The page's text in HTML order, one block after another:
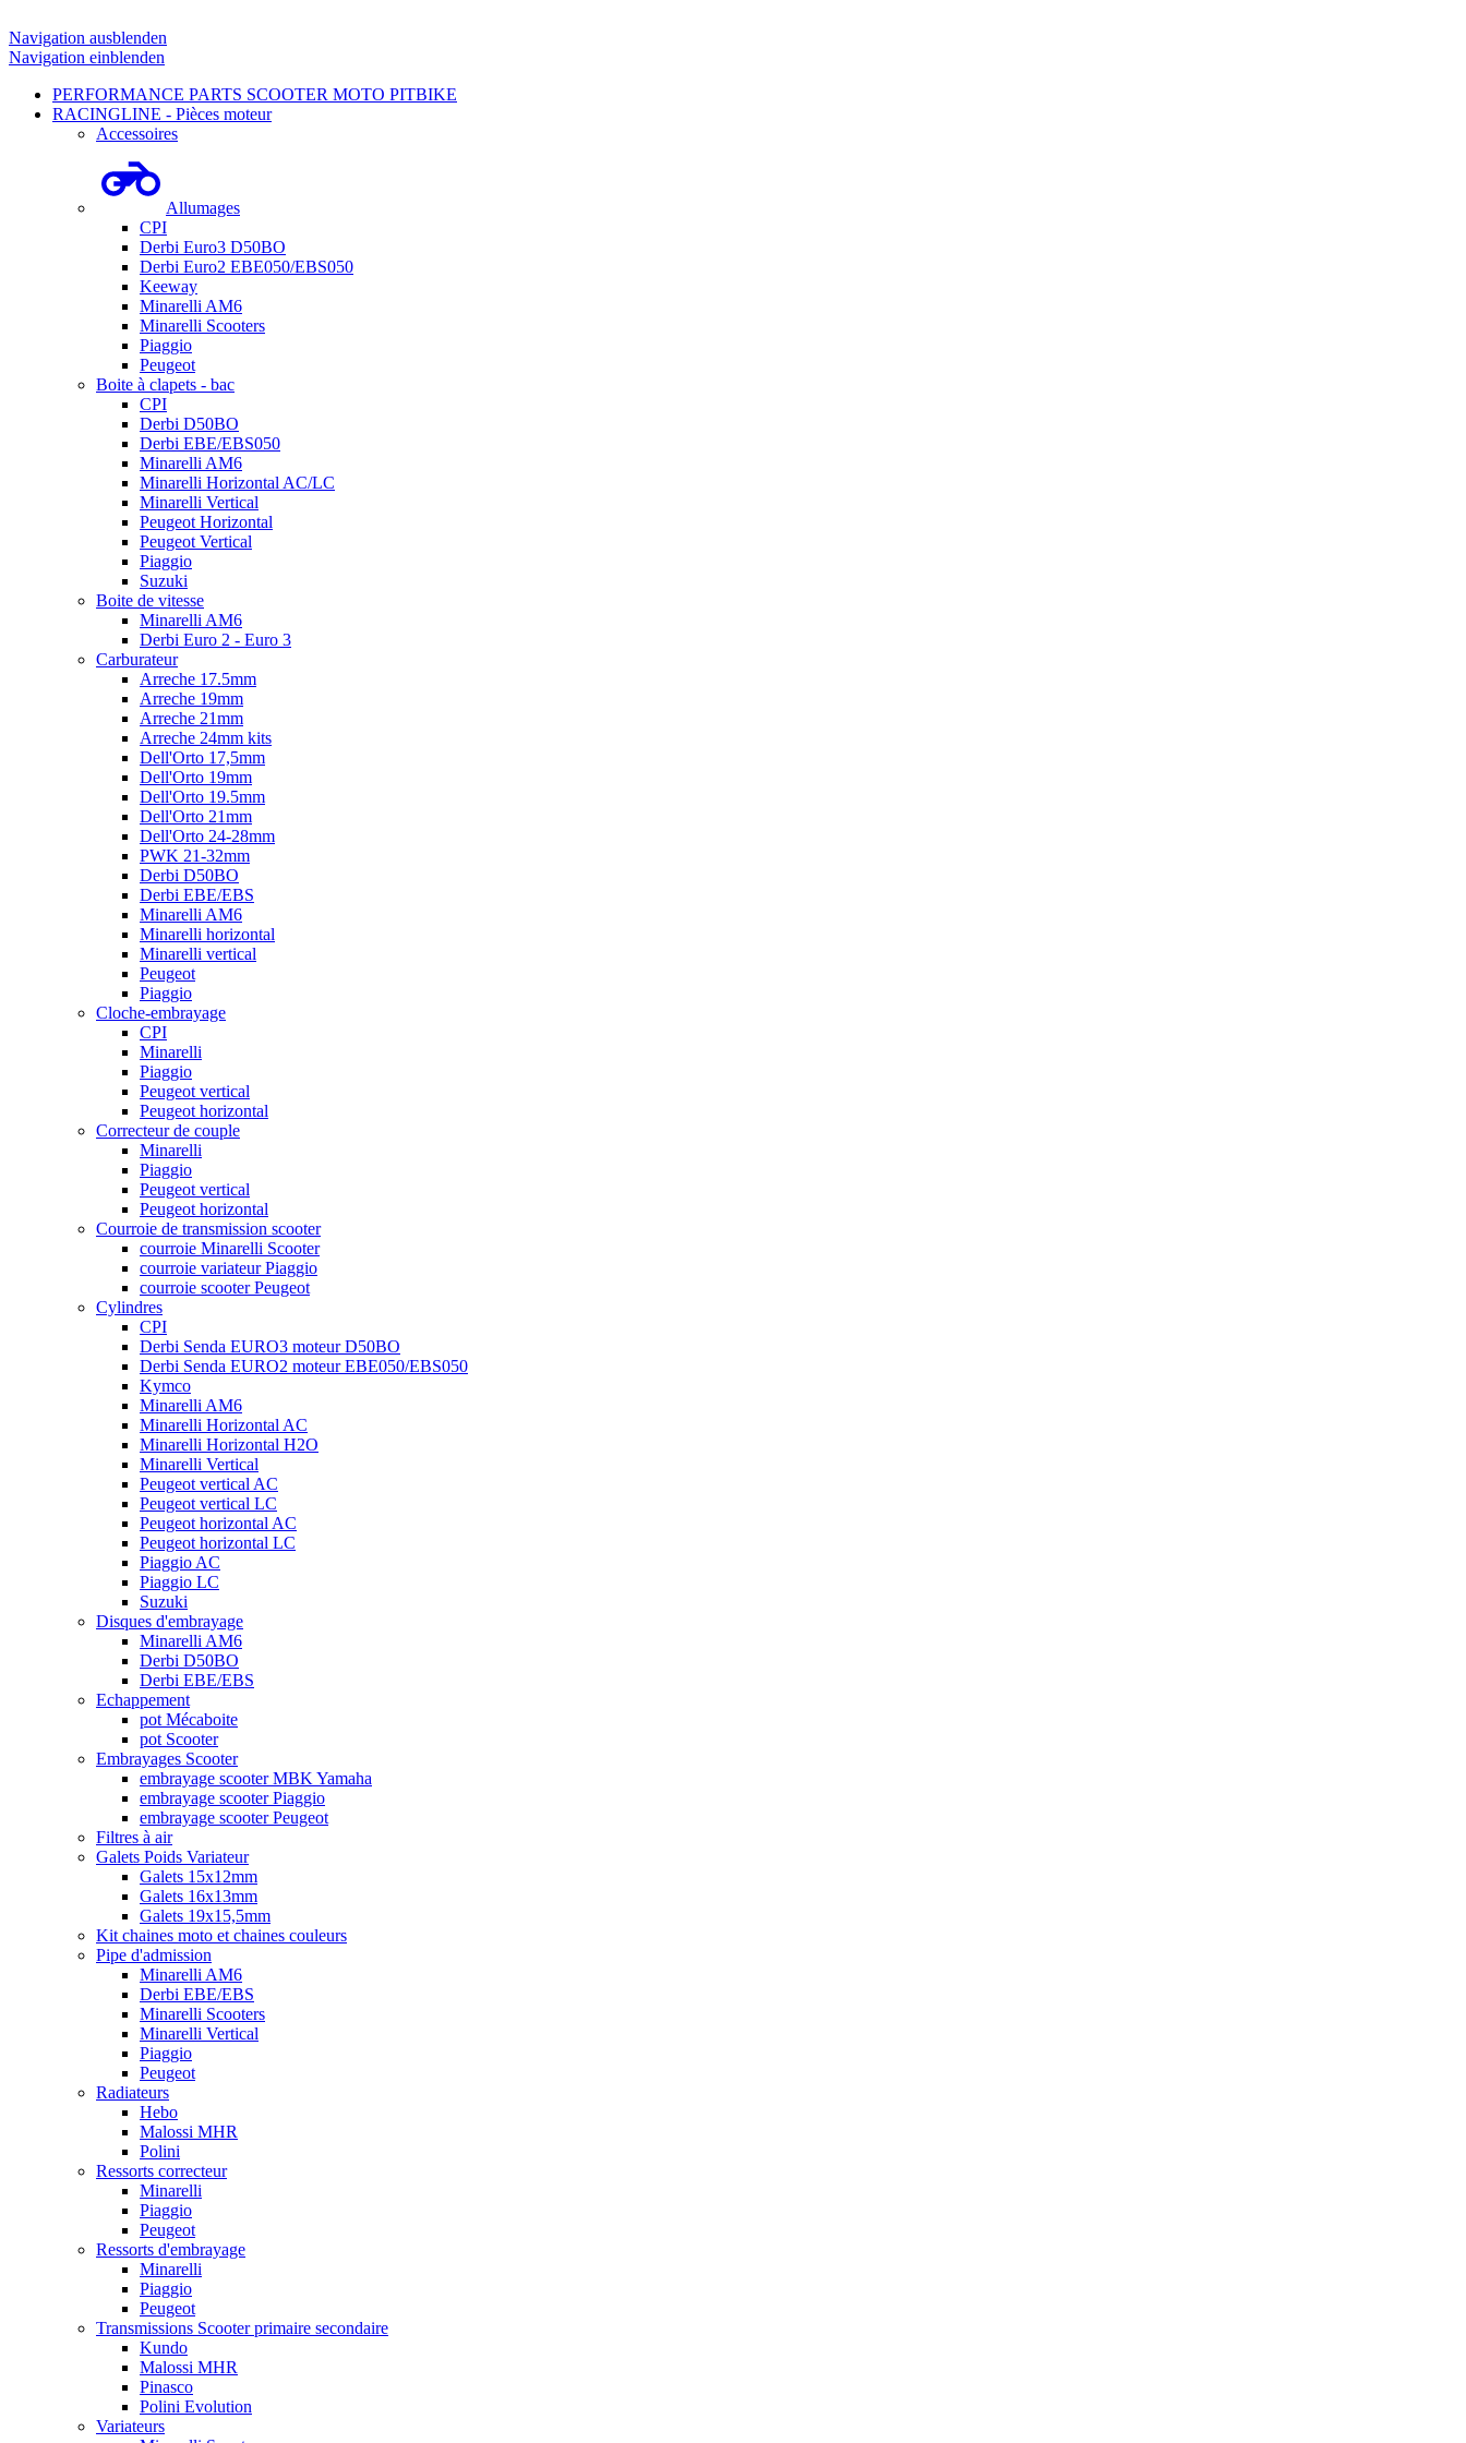
Navigation ausblenden
Navigation einblenden
PERFORMANCE PARTS SCOOTER MOTO PITBIKE
RACINGLINE - Pièces moteur
Accessoires
Allumages
CPI
Derbi Euro3 D50BO
Derbi Euro2 EBE050/EBS050
Keeway
Minarelli AM6
Minarelli Scooters
Piaggio
Peugeot
Boite à clapets - bac
CPI
Derbi D50BO
Derbi EBE/EBS050
Minarelli AM6
Minarelli Horizontal AC/LC
Minarelli Vertical
Peugeot Horizontal
Peugeot Vertical
Piaggio
Suzuki
Boite de vitesse
Minarelli AM6
Derbi Euro 2 - Euro 3
Carburateur
Arreche 17.5mm
Arreche 19mm
Arreche 21mm
Arreche 24mm kits
Dell'Orto 17,5mm
Dell'Orto 19mm
Dell'Orto 19.5mm
Dell'Orto 21mm
Dell'Orto 24-28mm
PWK 21-32mm
Derbi D50BO
Derbi EBE/EBS
Minarelli AM6
Minarelli horizontal
Minarelli vertical
Peugeot
Piaggio
Cloche-embrayage
CPI
Minarelli
Piaggio
Peugeot vertical
Peugeot horizontal
Correcteur de couple
Minarelli
Piaggio
Peugeot vertical
Peugeot horizontal
Courroie de transmission scooter
courroie Minarelli Scooter
courroie variateur Piaggio
courroie scooter Peugeot
Cylindres
CPI
Derbi Senda EURO3 moteur D50BO
Derbi Senda EURO2 moteur EBE050/EBS050
Kymco
Minarelli AM6
Minarelli Horizontal AC
Minarelli Horizontal H2O
Minarelli Vertical
Peugeot vertical AC
Peugeot vertical LC
Peugeot horizontal AC
Peugeot horizontal LC
Piaggio AC
Piaggio LC
Suzuki
Disques d'embrayage
Minarelli AM6
Derbi D50BO
Derbi EBE/EBS
Echappement
pot Mécaboite
pot Scooter
Embrayages Scooter
embrayage scooter MBK Yamaha
embrayage scooter Piaggio
embrayage scooter Peugeot
Filtres à air
Galets Poids Variateur
Galets 15x12mm
Galets 16x13mm
Galets 19x15,5mm
Kit chaines moto et chaines couleurs
Pipe d'admission
Minarelli AM6
Derbi EBE/EBS
Minarelli Scooters
Minarelli Vertical
Piaggio
Peugeot
Radiateurs
Hebo
Malossi MHR
Polini
Ressorts correcteur
Minarelli
Piaggio
Peugeot
Ressorts d'embrayage
Minarelli
Piaggio
Peugeot
Transmissions Scooter primaire secondaire
Kundo
Malossi MHR
Pinasco
Polini Evolution
Variateurs